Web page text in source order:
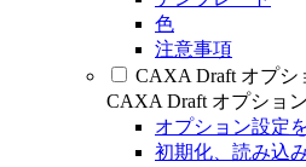
色
注意事項
CAXA Draft オプシ
CAXA Draft オプショ
オプション設定
初期化、読み込